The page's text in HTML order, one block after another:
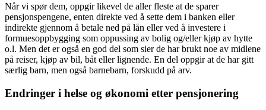
Når vi spør dem, oppgir likevel de aller fleste at de sparer
pensjonspengene, enten direkte ved å sette dem i banken eller
indirekte gjennom å betale ned på lån eller ved å investere i
formuesoppbygging som oppussing av bolig og/eller kjøp av hytte
o.l. Men det er også en god del som sier de har brukt noe av midlene
på reiser, kjøp av bil, båt eller lignende. En del oppgir at de har gitt
særlig barn, men også barnebarn, forskudd på arv.
Endringer i helse og økonomi etter pensjonering